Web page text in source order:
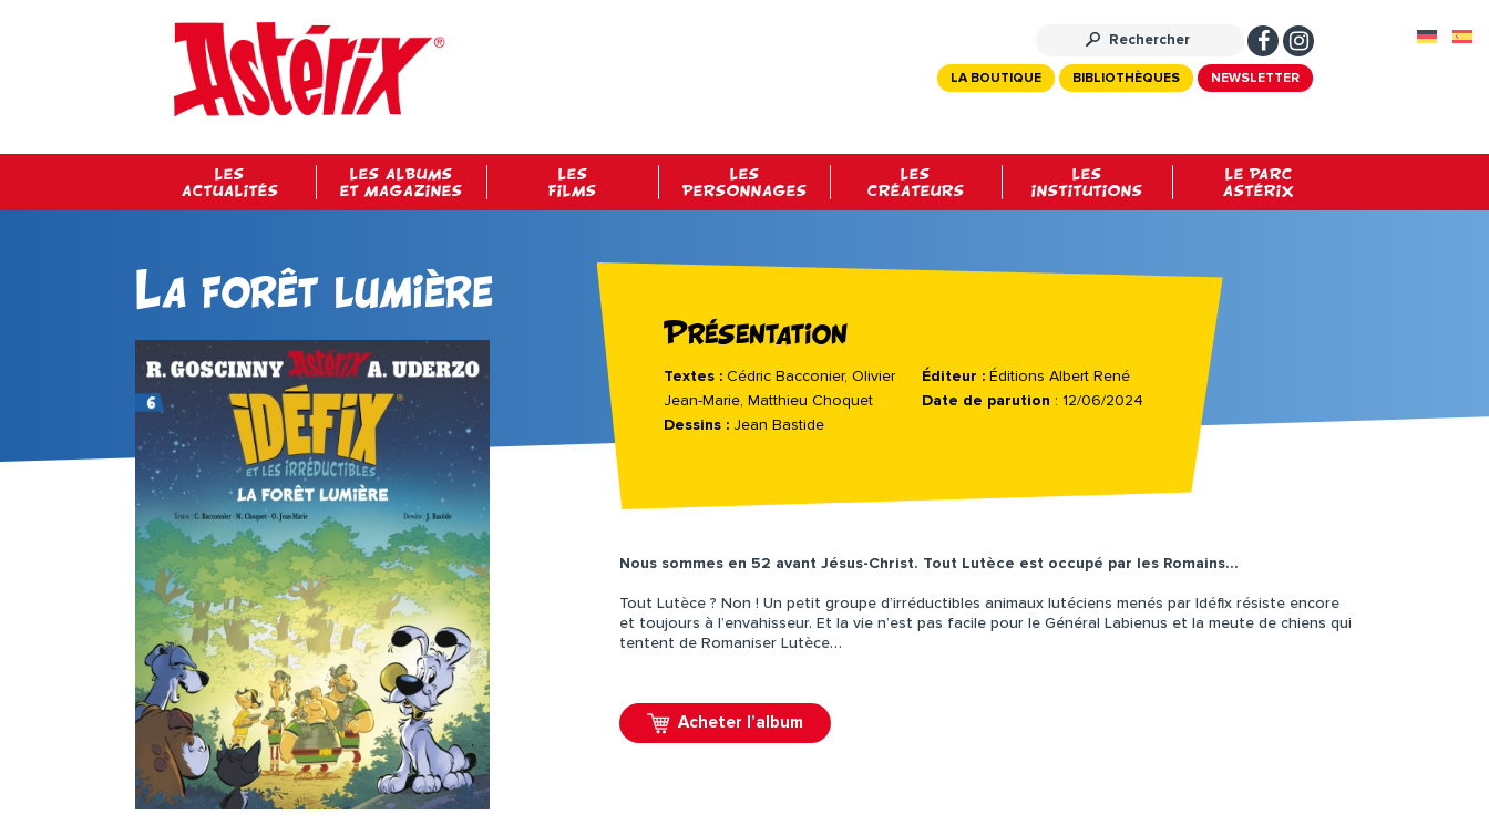
NEWSLETTER
BIBLIOTHÈQUES
LA BOUTIQUE
LES
ACTUALITÉS
LES ALBUMS
ET MAGAZINES
LES
FILMS
LES
PERSONNAGES
LES
CRÉATEURS
LES
INSTITUTIONS
LE PARC
ASTÉRIX
La forêt lumière
Présentation
Textes :Cédric Bacconier, Olivier
Jean-Marie, Matthieu Choquet
Dessins :Jean Bastide
Éditeur :Éditions Albert René
Date de parution : 12/06/2024
Nous sommes en 52 avant Jésus-Christ. Tout Lutèce est occupé par les Romains…
Tout Lutèce ? Non ! Un petit groupe d’irréductibles animaux lutéciens menés par Idéfix résiste encore
et toujours à l’envahisseur. Et la vie n’est pas facile pour le Général Labienus et la meute de chiens qui
tentent de Romaniser Lutèce…
Acheter l’album